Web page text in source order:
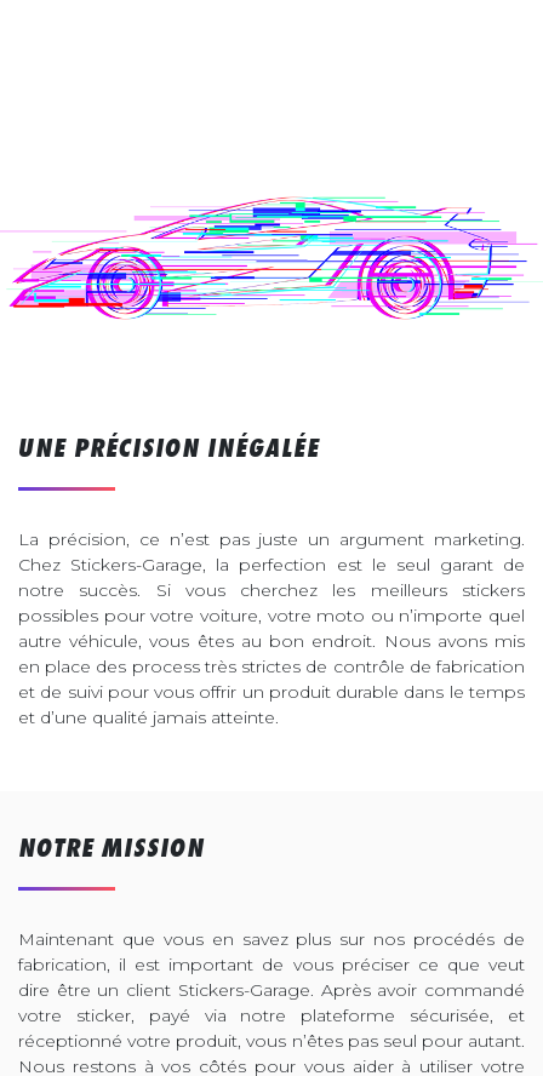
UNE PRÉCISION INÉGALÉE
La précision, ce n’est pas juste un argument marketing.
Chez Stickers-Garage, la perfection est le seul garant de
notre succès. Si vous cherchez les meilleurs stickers
possibles pour votre voiture, votre moto ou n’importe quel
autre véhicule, vous êtes au bon endroit. Nous avons mis
en place des process très strictes de contrôle de fabrication
et de suivi pour vous offrir un produit durable dans le temps
et d’une qualité jamais atteinte.
NOTRE MISSION
Maintenant que vous en savez plus sur nos procédés de
fabrication, il est important de vous préciser ce que veut
dire être un client Stickers-Garage. Après avoir commandé
votre sticker, payé via notre plateforme sécurisée, et
réceptionné votre produit, vous n’êtes pas seul pour autant.
Nous restons à vos côtés pour vous aider à utiliser votre